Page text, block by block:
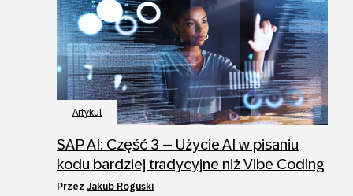
Artykul
SAP AI: Część 3 – Użycie AI w pisaniu
kodu bardziej tradycyjne niż Vibe Coding
przez Jakub Roguski